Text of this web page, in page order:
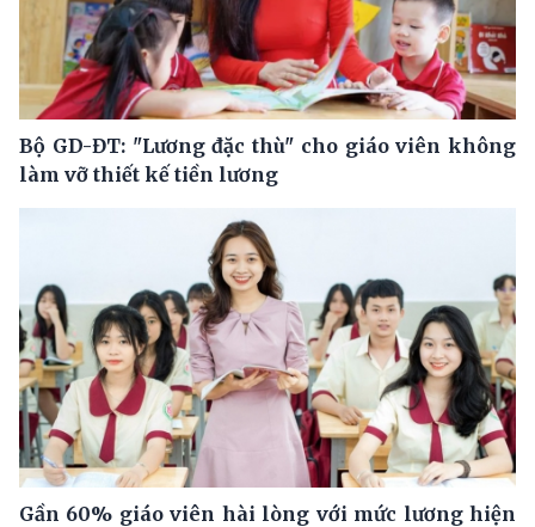
Bộ GD-ĐT: "Lương đặc thù" cho giáo viên không
làm vỡ thiết kế tiền lương
Gần 60% giáo viên hài lòng với mức lương hiện